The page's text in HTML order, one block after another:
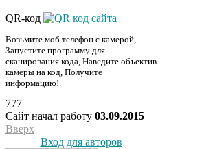
QR-код
Возьмите моб телефон с камерой,
Запустите программу для
сканирования кода, Наведите объектив
камеры на код, Получите
информацию!
777
Сайт начал работу 03.09.2015
Вверх
Вход для авторов